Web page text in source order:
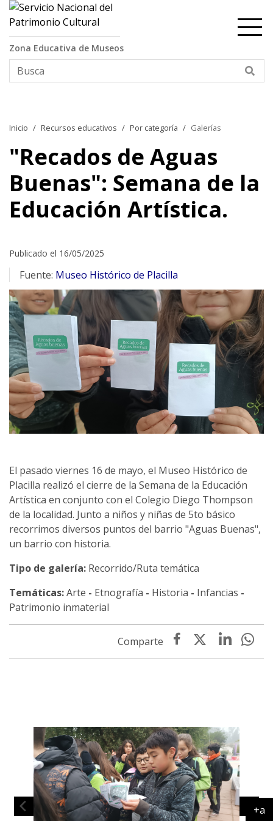
Contenido principal
Zona Educativa de Museos
Inicio Recursos educativos Por categoría Galerías
"Recados de Aguas
Buenas": Semana de la
Educación Artística.
Publicado el 16/05/2025
Fuente: Museo Histórico de Placilla
El pasado viernes 16 de mayo, el Museo Histórico de
Placilla realizó el cierre de la Semana de la Educación
Artística en conjunto con el Colegio Diego Thompson
de la localidad. Junto a niños y niñas de 5to básico
recorrimos diversos puntos del barrio "Aguas Buenas",
un barrio con historia.
Tipo de galería: Recorrido/Ruta temática
Temáticas:Arte - Etnografía - Historia - Infancias -
Patrimonio inmaterial
+a